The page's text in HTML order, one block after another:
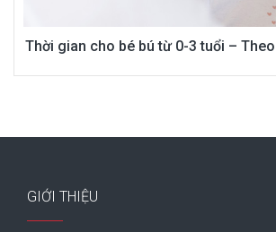
Thời gian cho bé bú từ 0-3 tuổi –
GIỚI THIỆU